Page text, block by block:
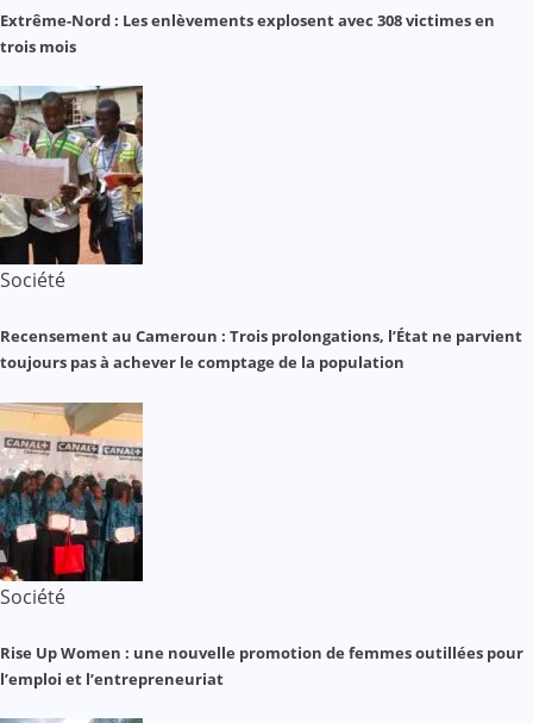
Extrême-Nord : Les enlèvements explosent avec 308 victimes en
trois mois
Société
Recensement au Cameroun : Trois prolongations, l’État ne parvient
toujours pas à achever le comptage de la population
Société
Rise Up Women : une nouvelle promotion de femmes outillées pour
l’emploi et l’entrepreneuriat